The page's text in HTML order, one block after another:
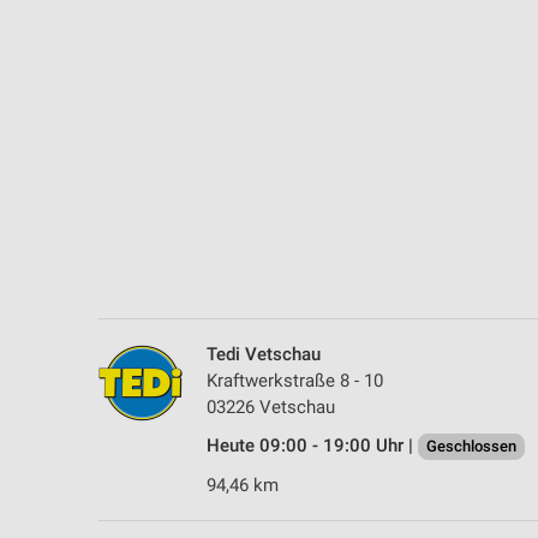
Tedi Vetschau
Kraftwerkstraße 8 - 10
03226 Vetschau
Heute 09:00 - 19:00 Uhr |
Geschlossen
94,46 km
Nicht-IAB-Verarbeitungszwecke:
Notwendig